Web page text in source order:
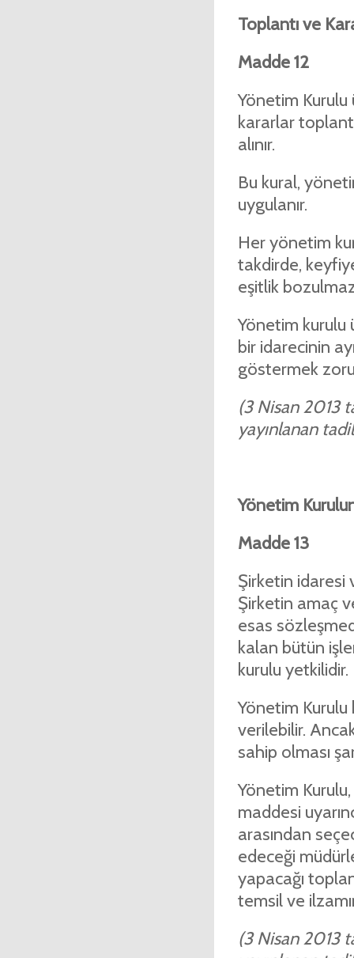
Toplantıve
Madde 12
Yönetim Kurulu
kararlar
alınır.
Bu kural,
uygulanır.
Her yönetim
takdirde,
eşitlik
Yönetim kurulu
bir idarecinin
göstermek
(3 Nisan 2013
yayınlanan
Yönetim
Madde 13
Şirketin idaresi
Şirketin amaç
esas
kalan bütün
kurulu yetkilidir.
Yönetim
verilebilir.
sahip olması
Yönetim
maddesi
arasından
edeceği
yapacağı
temsil ve
(3 Nisan 2013